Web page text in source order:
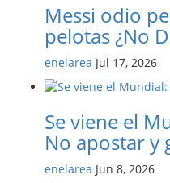
Messi odio
pelotas ¿No
enelarea Jul 17, 2026
Se viene el
No apostar y
enelarea Jun 8, 2026